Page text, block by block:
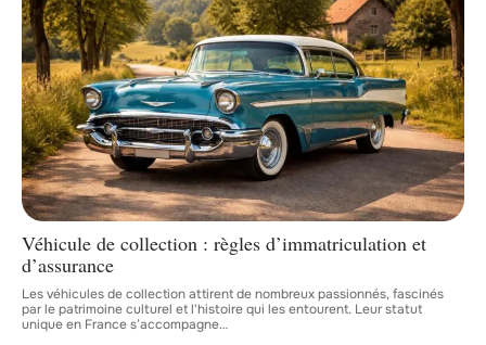
Véhicule de collection : règles d’immatriculation et
d’assurance
Les véhicules de collection attirent de nombreux passionnés, fascinés
par le patrimoine culturel et l'histoire qui les entourent. Leur statut
unique en France s’accompagne…